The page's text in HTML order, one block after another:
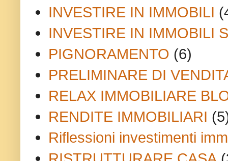
INVESTIRE IN IMMOBILI
INVESTIRE IN IMMOBILI
PIGNORAMENTO (6)
PRELIMINARE DI
RELAX IMMOBILIARE
RENDITE IMMOBILIARI
Riflessioni investimenti